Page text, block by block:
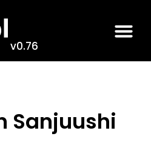
v0.76
Sanjuushi